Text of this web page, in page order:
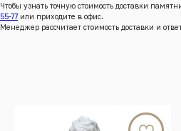
Чтобы узнать точную стоимость доставки
55-77 или приходите в офис.
Менеджер рассчитает стоимость доставки и
г.Красноярск, Енисейский тракт, 8 к/4 (кл.